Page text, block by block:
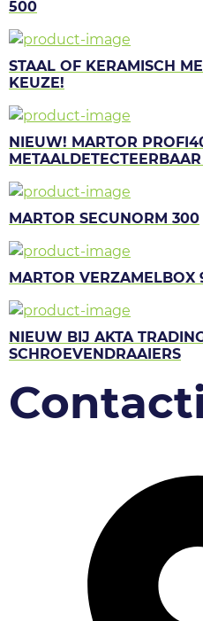
500
STAAL OF KERAMISCH
KEUZE!
NIEUW! MARTOR
MARTOR SECUNORM 300
MARTOR VERZAMELBOX
NIEUW BIJ AKTA
SCHROEVENDRAAIERS